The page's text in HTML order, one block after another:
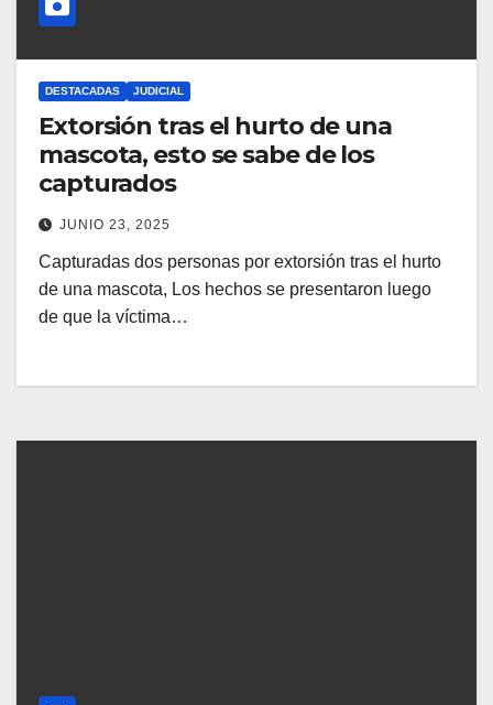
DESTACADAS JUDICIAL
Extorsión tras el hurto de una
mascota, esto se sabe de los
capturados
JUNIO 23, 2025
Capturadas dos personas por extorsión tras el hurto
de una mascota, Los hechos se presentaron luego
de que la víctima…